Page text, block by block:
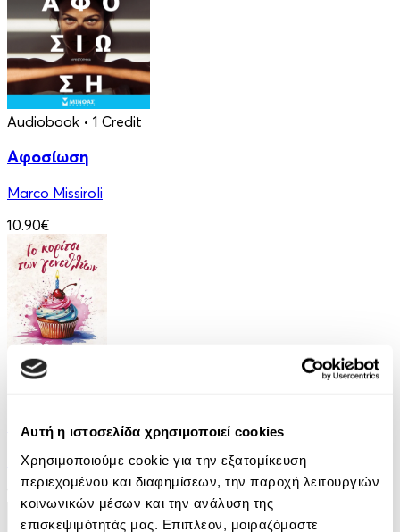
Αυτή η ιστοσελίδα χρησιμοποιεί cookies
Χρησιμοποιούμε cookie για την εξατομίκευση
περιεχομένου και διαφημίσεων, την παροχή λειτουργιών
κοινωνικών μέσων και την ανάλυση της
επισκεψιμότητάς μας. Επιπλέον, μοιραζόμαστε
Audiobook • 1 Credit
Αφοσίωση
Marco Missiroli
10.90€
Το Κορίτσι των Γενεθλίων
Penelope Douglas
12.99€